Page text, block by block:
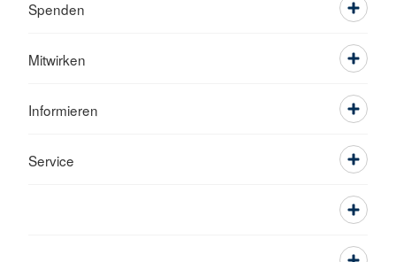
Spenden
Mitwirken
Informieren
Service